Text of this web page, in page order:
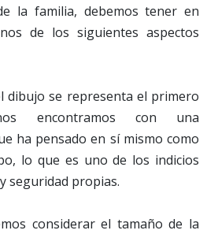
la familia, debemos tener en
de los siguientes aspectos
dibujo se representa el primero
encontramos con una
ha pensado en sí mismo como
lo que es uno de los indicios
seguridad propias.
considerar el tamaño de la